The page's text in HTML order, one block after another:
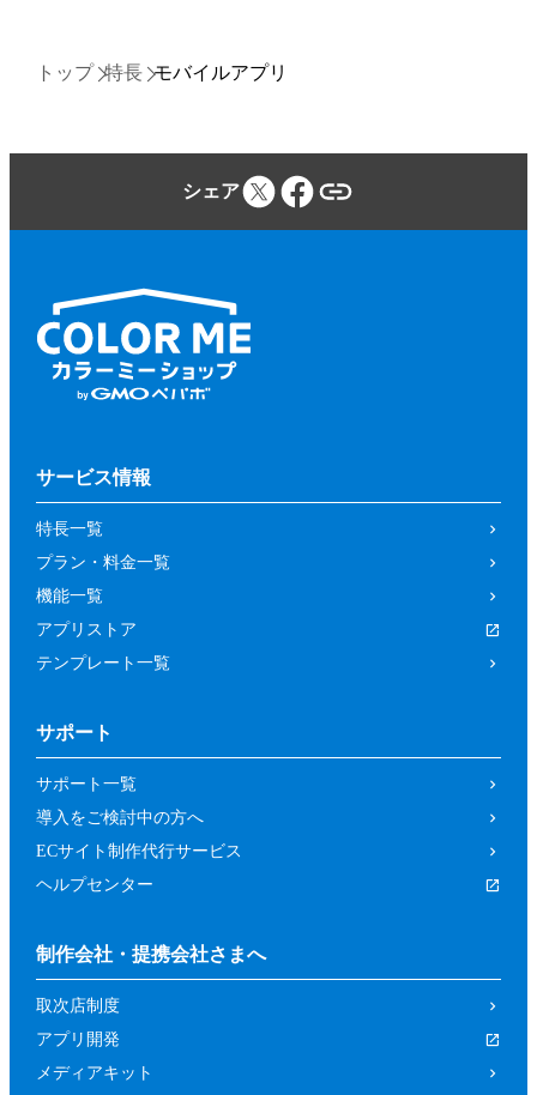
トップ 特長 モバイルアプリ
シェア
サービス情報
特長一覧
プラン・料金一覧
機能一覧
アプリストア
テンプレート一覧
サポート
サポート一覧
導入をご検討中の方へ
ECサイト制作代行サービス
ヘルプセンター
制作会社・提携会社さまへ
取次店制度
アプリ開発
メディアキット